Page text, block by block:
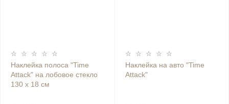
Наклейка полоса "Time
Attack" на лобовое стекло
130 х 18 см
Наклейка на авто "Time
Attack"